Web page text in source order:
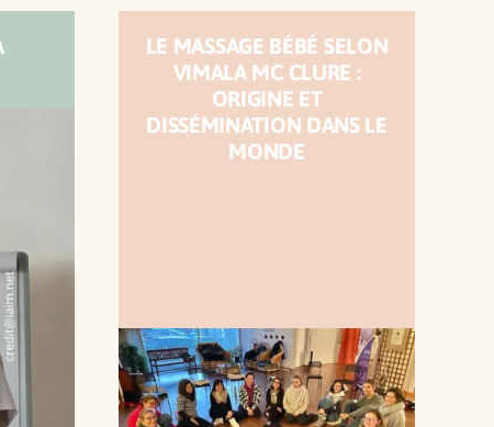
LE MASSAGE BÉBÉ SELON
VIMALA MC CLURE :
ORIGINE ET
DISSÉMINATION DANS LE
MONDE